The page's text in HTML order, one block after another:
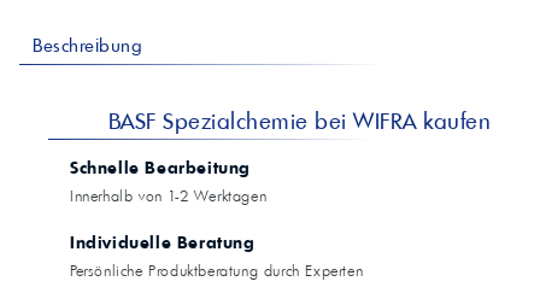
Beschreibung
BASF Spezialchemie bei WIFRA kaufen
Schnelle Bearbeitung
Innerhalb von 1-2 Werktagen
Individuelle Beratung
Persönliche Produktberatung durch Experten